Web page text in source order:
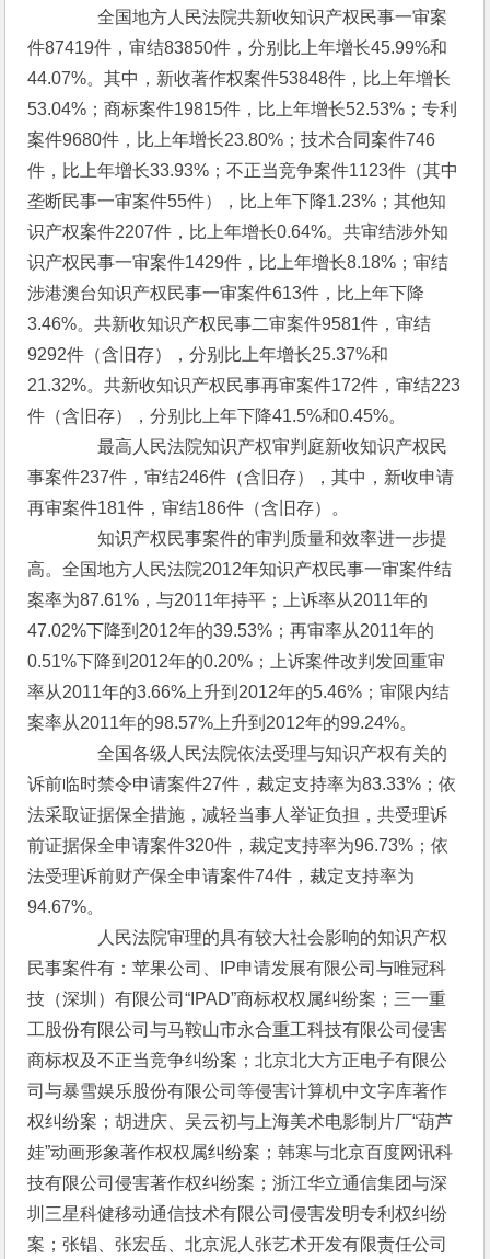
全国地方人民法院共新收知识产权民事一审案
件87419件，审结83850件，分别比上年增长45.99%和
44.07%。其中，新收著作权案件53848件，比上年增长
53.04%；商标案件19815件，比上年增长52.53%；专利
案件9680件，比上年增长23.80%；技术合同案件746
件，比上年增长33.93%；不正当竞争案件1123件（其中
垄断民事一审案件55件），比上年下降1.23%；其他知
识产权案件2207件，比上年增长0.64%。共审结涉外知
识产权民事一审案件1429件，比上年增长8.18%；审结
涉港澳台知识产权民事一审案件613件，比上年下降
3.46%。共新收知识产权民事二审案件9581件，审结
9292件（含旧存），分别比上年增长25.37%和
21.32%。共新收知识产权民事再审案件172件，审结223
件（含旧存），分别比上年下降41.5%和0.45%。
最高人民法院知识产权审判庭新收知识产权民
事案件237件，审结246件（含旧存），其中，新收申请
再审案件181件，审结186件（含旧存）。
知识产权民事案件的审判质量和效率进一步提
高。全国地方人民法院2012年知识产权民事一审案件结
案率为87.61%，与2011年持平；上诉率从2011年的
47.02%下降到2012年的39.53%；再审率从2011年的
0.51%下降到2012年的0.20%；上诉案件改判发回重审
率从2011年的3.66%上升到2012年的5.46%；审限内结
案率从2011年的98.57%上升到2012年的99.24%。
全国各级人民法院依法受理与知识产权有关的
诉前临时禁令申请案件27件，裁定支持率为83.33%；依
法采取证据保全措施，减轻当事人举证负担，共受理诉
前证据保全申请案件320件，裁定支持率为96.73%；依
法受理诉前财产保全申请案件74件，裁定支持率为
94.67%。
人民法院审理的具有较大社会影响的知识产权
民事案件有：苹果公司、IP申请发展有限公司与唯冠科
技（深圳）有限公司“IPAD”商标权权属纠纷案；三一重
工股份有限公司与马鞍山市永合重工科技有限公司侵害
商标权及不正当竞争纠纷案；北京北大方正电子有限公
司与暴雪娱乐股份有限公司等侵害计算机中文字库著作
权纠纷案；胡进庆、吴云初与上海美术电影制片厂“葫芦
娃”动画形象著作权权属纠纷案；韩寒与北京百度网讯科
技有限公司侵害著作权纠纷案；浙江华立通信集团与深
圳三星科健移动通信技术有限公司侵害发明专利权纠纷
案；张锠、张宏岳、北京泥人张艺术开发有限责任公司